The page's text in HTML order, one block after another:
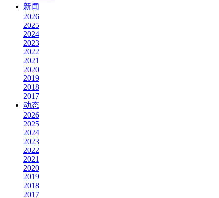
新闻
2026
2025
2024
2023
2022
2021
2020
2019
2018
2017
动态
2026
2025
2024
2023
2022
2021
2020
2019
2018
2017